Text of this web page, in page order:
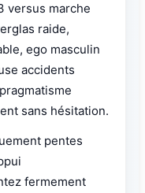
versus marche
raide,
ego masculin
accidents
sans hésitation.
pentes
fermement